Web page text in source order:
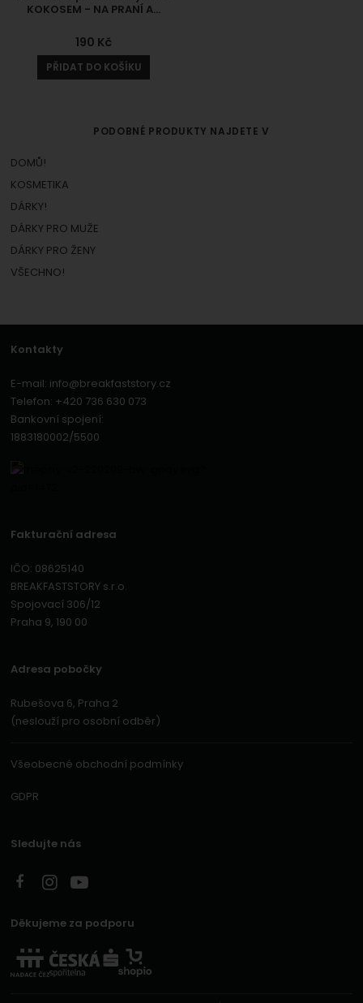
KOKOSEM - NA PRANÍ A…
190 Kč
PŘIDAT DO KOŠÍKU
PODOBNÉ PRODUKTY NAJDETE V
DOMŮ!
KOSMETIKA
DÁRKY!
DÁRKY PRO MUŽE
DÁRKY PRO ŽENY
VŠECHNO!
Kontakty
E-mail: info@breakfaststory.cz
Telefon: +420 736 630 073
Bankovní spojení:
1883180002/5500
Fakturační adresa
IČO: 08625140
BREAKFASTSTORY s.r.o.
Spojovací 306/12
Praha 9, 190 00
Adresa pobočky
Rubešova 6, Praha 2
(neslouží pro osobní odběr)
Všeobecné obchodní podmínky
GDPR
Sledujte nás
Děkujeme za podporu